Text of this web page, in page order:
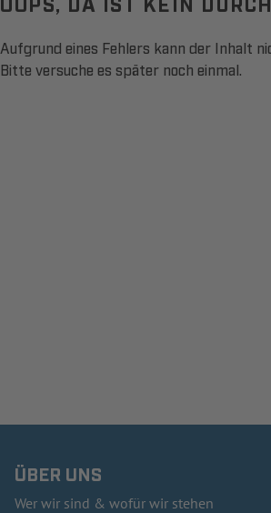
Aufgrund eines Fehlers kann der Inhalt
Bitte versuche es später noch einmal.
ÜBER UNS
Wer wir sind & wofür wir stehen